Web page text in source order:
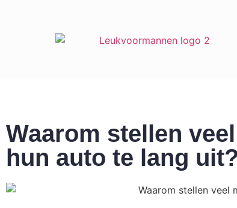
Waarom stellen
hun auto te lang uit?